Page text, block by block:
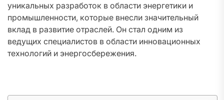
уникальных разработок в области энергетики и
промышленности, которые внесли значительный
вклад в развитие отраслей. Он стал одним из
ведущих специалистов в области инновационных
технологий и энергосбережения.